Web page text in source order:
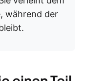
während der